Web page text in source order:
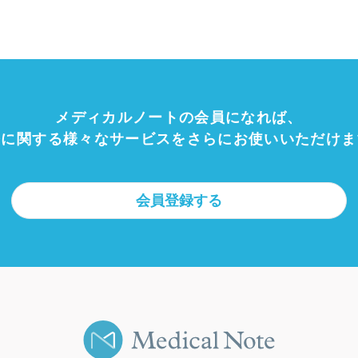
メディカルノートの会員になれば、
関する様々なサービスをさらにお使いいただけ
会員登録する